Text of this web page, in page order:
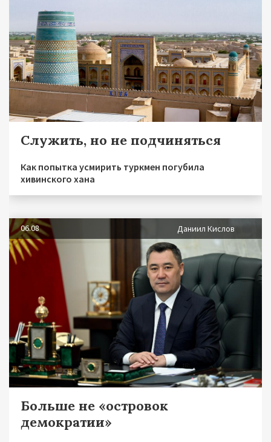
Служить, но не подчиняться
Как попытка усмирить туркмен погубила
хивинского хана
06.08 Даниил Кислов
Больше не «островок
демократии»